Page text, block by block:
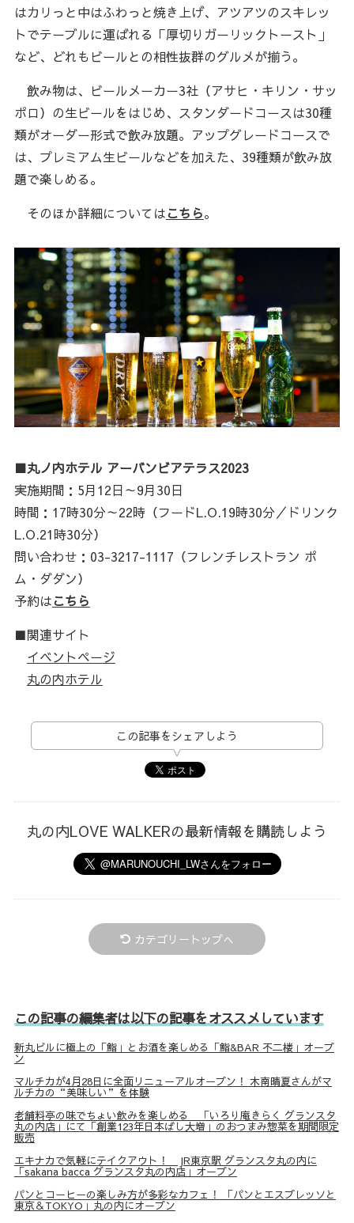
はカリっと中はふわっと焼き上げ、アツアツのスキレッ
トでテーブルに運ばれる「厚切りガーリックトースト」
など、どれもビールとの相性抜群のグルメが揃う。
飲み物は、ビールメーカー3社（アサヒ・キリン・サッ
ポロ）の生ビールをはじめ、スタンダードコースは30種
類がオーダー形式で飲み放題。アップグレードコースで
は、プレミアム生ビールなどを加えた、39種類が飲み放
題で楽しめる。
そのほか詳細についてはこちら。
■丸ノ内ホテル アーバンビアテラス2023
実施期間：5月12日～9月30日
時間：17時30分～22時（フードL.O.19時30分／ドリンク
L.O.21時30分）
問い合わせ：03-3217-1117（フレンチレストラン ポ
ム・ダダン）
予約はこちら
■関連サイト
イベントページ
丸の内ホテル
この記事をシェアしよう
丸の内LOVE WALKERの最新情報を購読しよう
カテゴリートップへ
この記事の編集者は以下の記事をオススメしています
新丸ビルに極上の「鮨」とお酒を楽しめる「鮨&BAR 不二楼」オープ
ン
マルチカが4月28日に全面リニューアルオープン！ 木南晴夏さんがマ
ルチカの“美味しい”を体験
老舗料亭の味でちょい飲みを楽しめる 「いろり庵きらく グランスタ
丸の内店」にて「創業123年日本ばし大増」のおつまみ惣菜を期間限定
販売
エキナカで気軽にテイクアウト！ JR東京駅 グランスタ丸の内に
「sakana bacca グランスタ丸の内店」オープン
パンとコーヒーの楽しみ方が多彩なカフェ！ 「パンとエスプレッソと
東京＆TOKYO」丸の内にオープン